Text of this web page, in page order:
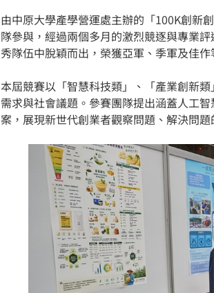
由中原大學產學營運處主辦的「100K創新
隊參與，經過兩個多月的激烈競逐與專業
秀隊伍中脫穎而出，榮獲亞軍、季軍及佳
本屆競賽以「智慧科技類」、「產業創新
需求與社會議題。參賽團隊提出涵蓋人工
案，展現新世代創業者觀察問題、解決問題